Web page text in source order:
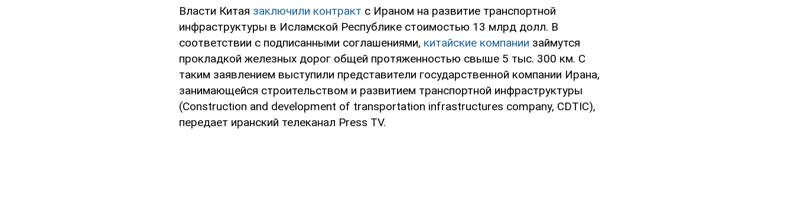
Власти Китая заключили контракт с Ираном на развитие транспортной
инфраструктуры в Исламской Республике стоимостью 13 млрд долл. В
соответствии с подписанными соглашениями, китайские компании займутся
прокладкой железных дорог общей протяженностью свыше 5 тыс. 300 км. С
таким заявлением выступили представители государственной компании Ирана,
занимающейся строительством и развитием транспортной инфраструктуры
(Construction and development of transportation infrastructures company, CDTIC),
передает иранский телеканал Press TV.